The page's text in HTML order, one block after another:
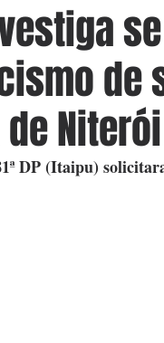
de
Niterói
DP (Itaipu)